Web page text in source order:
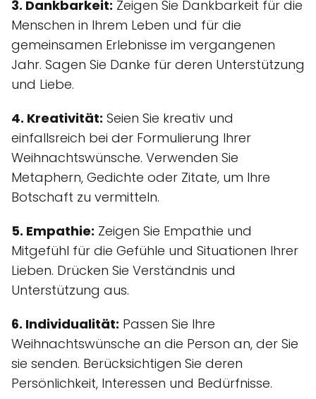
3. Dankbarkeit: Zeigen Sie Dankbarkeit für die
Menschen in Ihrem Leben und für die
gemeinsamen Erlebnisse im vergangenen
Jahr. Sagen Sie Danke für deren Unterstützung
und Liebe.
4. Kreativität: Seien Sie kreativ und
einfallsreich bei der Formulierung Ihrer
Weihnachtswünsche. Verwenden Sie
Metaphern, Gedichte oder Zitate, um Ihre
Botschaft zu vermitteln.
5. Empathie: Zeigen Sie Empathie und
Mitgefühl für die Gefühle und Situationen Ihrer
Lieben. Drücken Sie Verständnis und
Unterstützung aus.
6. Individualität: Passen Sie Ihre
Weihnachtswünsche an die Person an, der Sie
sie senden. Berücksichtigen Sie deren
Persönlichkeit, Interessen und Bedürfnisse.